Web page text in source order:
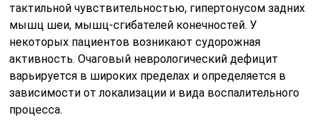
тактильной чувствительностью, гипертонусом задних
мышц шеи, мышц-сгибателей конечностей. У
некоторых пациентов возникают судорожная
активность. Очаговый неврологический дефицит
варьируется в широких пределах и определяется в
зависимости от локализации и вида воспалительного
процесса.